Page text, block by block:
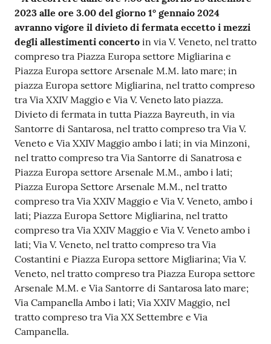
r
t
i
f
i
c
a
t
i
A
n
a
g
r
a
f
i
c
i
o
n
l
i
2023 alle ore 3.00 del giorno 1° gennaio 2024
avranno vigore il divieto di fermata eccetto i mezzi
degli allestimenti concerto in via V. Veneto, nel tratto
compreso tra Piazza Europa settore Migliarina e
Piazza Europa settore Arsenale M.M. lato mare; in
piazza Europa settore Migliarina, nel tratto compreso
tra Via XXIV Maggio e Via V. Veneto lato piazza.
Divieto di fermata in tutta Piazza Bayreuth, in via
Santorre di Santarosa, nel tratto compreso tra Via V.
Veneto e Via XXIV Maggio ambo i lati; in via Minzoni,
nel tratto compreso tra Via Santorre di Sanatrosa e
Piazza Europa settore Arsenale M.M., ambo i lati;
Piazza Europa Settore Arsenale M.M., nel tratto
compreso tra Via XXIV Maggio e Via V. Veneto, ambo i
lati; Piazza Europa Settore Migliarina, nel tratto
compreso tra Via XXIV Maggio e Via V. Veneto ambo i
lati; Via V. Veneto, nel tratto compreso tra Via
Costantini e Piazza Europa settore Migliarina; Via V.
Veneto, nel tratto compreso tra Piazza Europa settore
Arsenale M.M. e Via Santorre di Santarosa lato mare;
Via Campanella Ambo i lati; Via XXIV Maggio, nel
tratto compreso tra Via XX Settembre e Via
Campanella.